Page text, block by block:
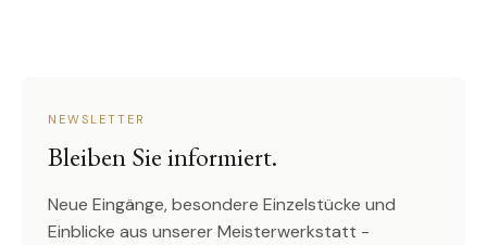
NEWSLETTER
Bleiben Sie informiert.
Neue Eingänge, besondere Einzelstücke und
Einblicke aus unserer Meisterwerkstatt -